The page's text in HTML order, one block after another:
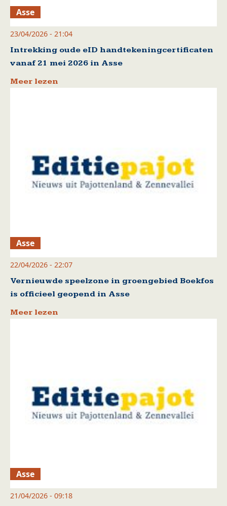
Asse
23/04/2026 - 21:04
Intrekking oude eID handtekeningcertificaten
vanaf 21 mei 2026 in Asse
Meer lezen
Asse
22/04/2026 - 22:07
Vernieuwde speelzone in groengebied Boekfos
is officieel geopend in Asse
Meer lezen
Asse
21/04/2026 - 09:18